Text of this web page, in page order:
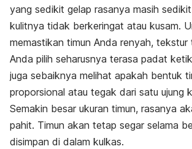
yang sedikit gelap rasanya masih
kulitnya tidak berkeringat atau kusam.
memastikan timun Anda renyah, tekstur
Anda pilih seharusnya terasa padat
juga sebaiknya melihat apakah bentuk
proporsional atau tegak dari satu ujung
Semakin besar ukuran timun, rasanya
pahit. Timun akan tetap segar selama
disimpan di dalam kulkas.